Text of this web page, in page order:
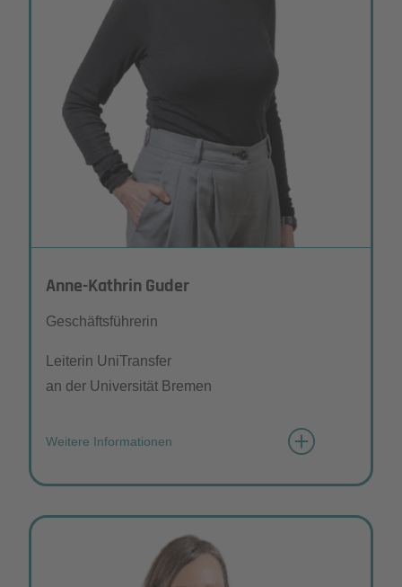
Anne-Kathrin Guder
Geschäftsführerin
Leiterin UniTransfer
an der Universität Bremen
Weitere Informationen
Wie würden Sie sich mit 3 Wörtern
empathisch, mutig, humorvoll
Was möchten Sie mit dem Verein erreichen?